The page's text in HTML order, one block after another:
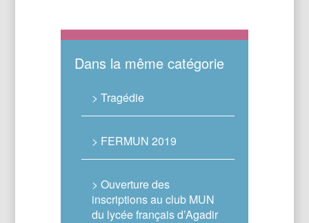
Dans la même catégorie
> Tragédie
> FERMUN 2019
> Ouverture des
inscriptions au club MUN
du lycée français d’Agadir